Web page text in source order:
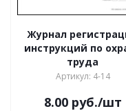
Журнал
инструкций по
труда
Артикул: 4-14
8.00руб./шт